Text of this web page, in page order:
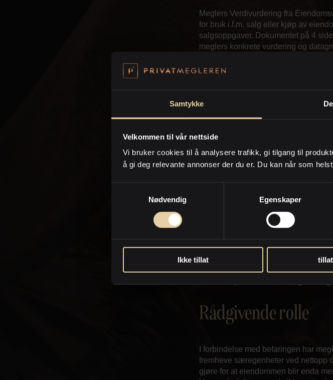
Samtykke
Velkommen til vår nettside
Vi bruker cookies til å analysere trafikk, gi tilgang til
å gi deg relevante annonser der du er. Du kan når som
Nødvendig
Egenskaper
Ikke tillat
Meglers Verdivurdering fra
for bruk i.f.m. salg eller kjøp av
salgsoppgaver. Dokumentet på 4
meglers konkrete vurdering og
er solgt, hvilke som er for salg i
Forventninger
Først når verdivurderingen er
innblikk i hva markedet kan være
dette harmonerer med dine egne
Vår tilnærming
Når vi verdivurderer din eiendom,
deg som selger. Du viser frem
forklarer hva som eventuelt er utført
tillegg til befaringen vil megleren i
Rådgivende rolle
I forbindelse med befaringen har
fremheve særegenheter ved nettopp
gjøre for at eiendommen blir enda